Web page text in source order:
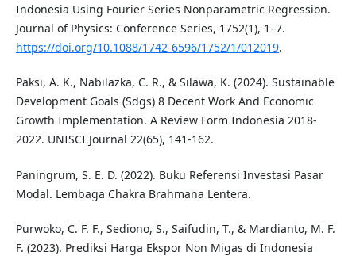
Indonesia Using Fourier Series Nonparametric Regression.
Journal of Physics: Conference Series, 1752(1), 1–7.
https://doi.org/10.1088/1742-6596/1752/1/012019.
Paksi, A. K., Nabilazka, C. R., & Silawa, K. (2024). Sustainable
Development Goals (Sdgs) 8 Decent Work And Economic
Growth Implementation. A Review Form Indonesia 2018-
2022. UNISCI Journal 22(65), 141-162.
Paningrum, S. E. D. (2022). Buku Referensi Investasi Pasar
Modal. Lembaga Chakra Brahmana Lentera.
Purwoko, C. F. F., Sediono, S., Saifudin, T., & Mardianto, M. F.
F. (2023). Prediksi Harga Ekspor Non Migas di Indonesia